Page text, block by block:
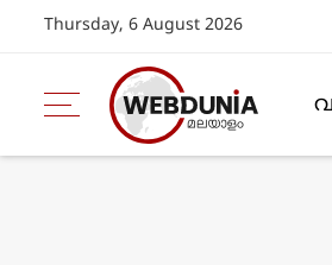
Thursday, 6 August 2026